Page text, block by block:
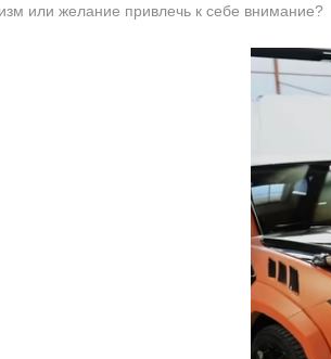
или желание привлечь к себе внимание?